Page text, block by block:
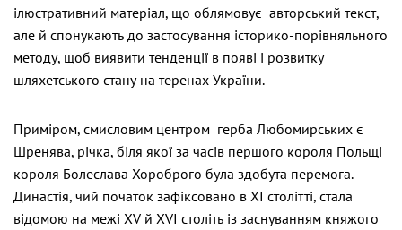
ілюстративний матеріал, що облямовує авторський текст,
але й спонукають до застосування історико-порівняльного
методу, щоб виявити тенденції в появі і розвитку
шляхетського стану на теренах України.
Приміром, смисловим центром герба Любомирських є
Шренява, річка, біля якої за часів першого короля Польщі
короля Болеслава Хороброго була здобута перемога.
Династія, чий початок зафіксовано в ХІ столітті, стала
відомою на межі XV й XVI століть із заснуванням княжого